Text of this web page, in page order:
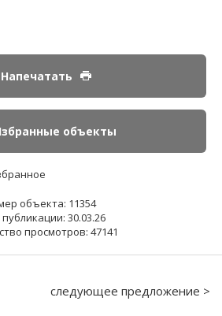
Напечатать
объекты
объекта: 11354
30.03.26
просмотров: 47141
следующее предложение >